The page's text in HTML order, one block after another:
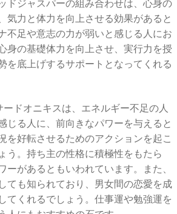
ドジャスパーの組み合わせは、心身の
気力と体力を向上させる効果があると
不足や意志の力が弱いと感じる人にお
身の基礎体力を向上させ、実行力を授
を底上げするサポートとなってくれる
ドオニキスは、エネルギー不足の人
じる人に、前向きなパワーを与えると
を好転させるためのアクションを起こ
う。持ち主の性格に積極性をもたら
ーがあるともいわれています。また、
ても知られており、男女間の恋愛を成
てくれるでしょう。仕事運や勉強運を